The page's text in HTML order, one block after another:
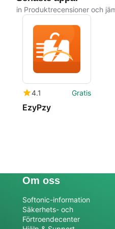
in Produktrecensioner och
4.1 Gratis
EzyPzy
Om oss
Softonic-information
Säkerhets- och
Förtroendecenter